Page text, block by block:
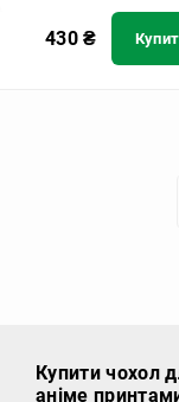
430₴
Купити чохол
аніме